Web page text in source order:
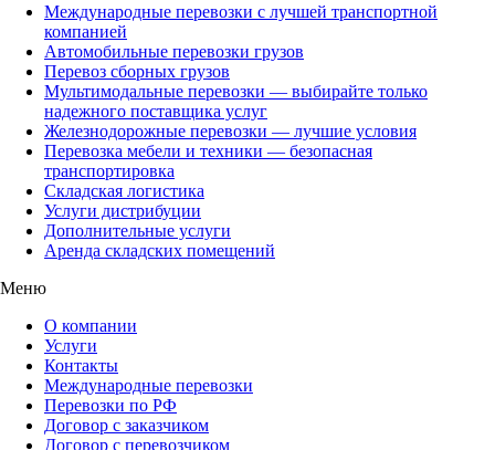
Международные перевозки с лучшей транспортной
компанией
Автомобильные перевозки грузов
Перевоз сборных грузов
Мультимодальные перевозки — выбирайте только
надежного поставщика услуг
Железнодорожные перевозки — лучшие условия
Перевозка мебели и техники — безопасная
транспортировка
Складская логистика
Услуги дистрибуции
Дополнительные услуги
Аренда складских помещений
Меню
О компании
Услуги
Контакты
Международные перевозки
Перевозки по РФ
Договор с заказчиком
Договор с перевозчиком